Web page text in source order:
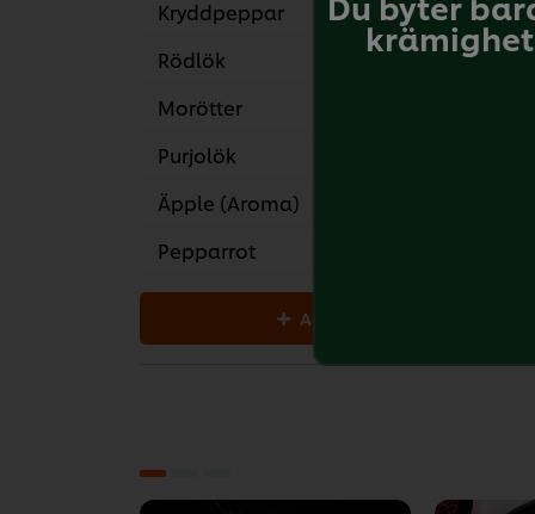
Kryddpeppar
6
Rödlök
1
Morötter
Purjolök
Äpple (Aroma)
Pepparrot
Add all to cart